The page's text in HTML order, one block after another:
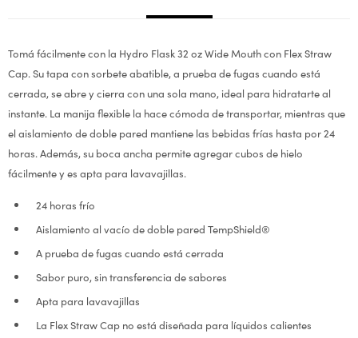
Tomá fácilmente con la Hydro Flask 32 oz Wide Mouth con Flex Straw
Cap. Su tapa con sorbete abatible, a prueba de fugas cuando está
cerrada, se abre y cierra con una sola mano, ideal para hidratarte al
instante. La manija flexible la hace cómoda de transportar, mientras que
el aislamiento de doble pared mantiene las bebidas frías hasta por 24
horas. Además, su boca ancha permite agregar cubos de hielo
fácilmente y es apta para lavavajillas.
24 horas frío
Aislamiento al vacío de doble pared TempShield®
A prueba de fugas cuando está cerrada
Sabor puro, sin transferencia de sabores
Apta para lavavajillas
La Flex Straw Cap no está diseñada para líquidos calientes